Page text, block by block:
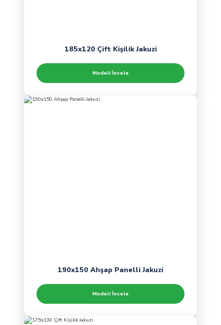
185x120 Çift Kişilik Jakuzi
Modeli İncele
190x150 Ahşap Panelli Jakuzi
Modeli İncele